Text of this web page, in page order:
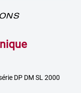
DP DM SL 2000